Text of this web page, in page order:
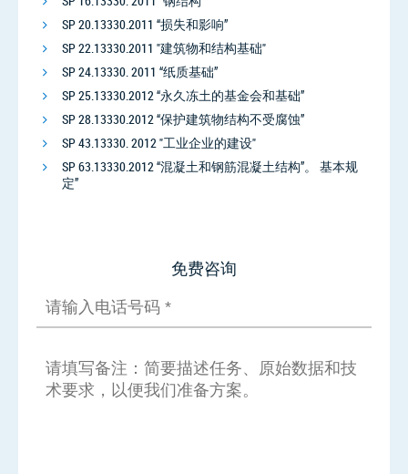
SP 20.13330.2011 “损失和影响”
SP 22.13330.2011 "建筑物和结构基础"
SP 24.13330. 2011 “纸质基础”
SP 25.13330.2012 “永久冻土的基金会和基础”
SP 28.13330.2012 “保护建筑物结构不受腐蚀”
SP 43.13330. 2012 "工业企业的建设"
SP 63.13330.2012 “混凝土和钢筋混凝土结构”。 基本规
定”
免费咨询